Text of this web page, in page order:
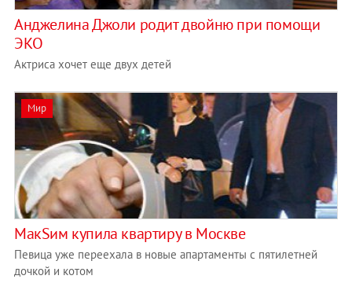
Анджелина Джоли родит двойню при помощи
ЭКО
Актриса хочет еще двух детей
Мир
МакSим купила квартиру в Москве
Певица уже переехала в новые апартаменты с пятилетней
дочкой и котом